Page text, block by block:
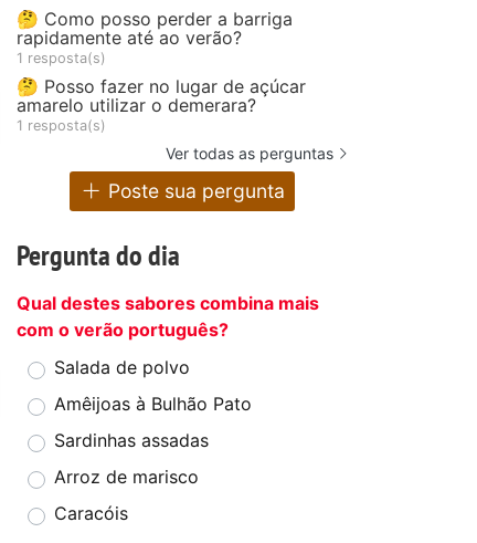
🤔 Como posso perder a barriga
rapidamente até ao verão?
1 resposta(s)
🤔 Posso fazer no lugar de açúcar
amarelo utilizar o demerara?
1 resposta(s)
Ver todas as perguntas
Poste sua pergunta
Pergunta do dia
Qual destes sabores combina mais
com o verão português?
Salada de polvo
Amêijoas à Bulhão Pato
Sardinhas assadas
Arroz de marisco
Caracóis